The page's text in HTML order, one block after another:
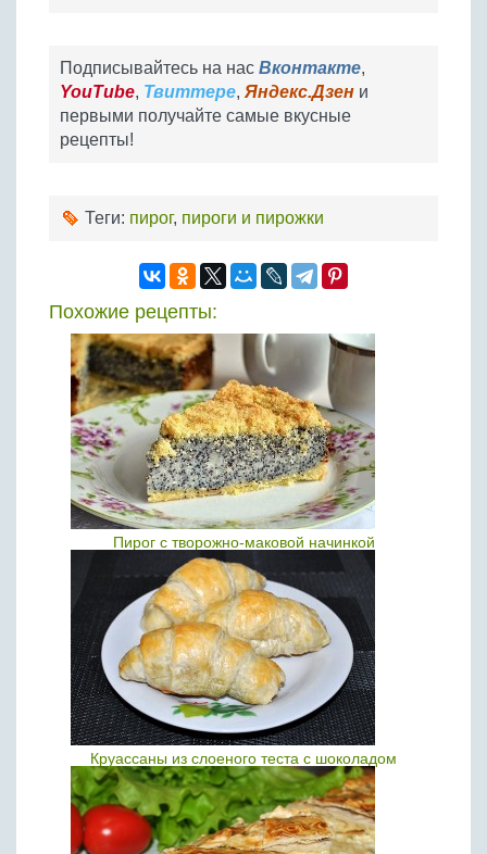
Подписывайтесь на нас Вконтакте,
YouTube, Твиттере, Яндекс.Дзен и
первыми получайте самые вкусные
рецепты!
Теги: пирог, пироги и пирожки
Похожие рецепты:
Пирог с творожно-маковой начинкой
Круассаны из слоеного теста с шоколадом